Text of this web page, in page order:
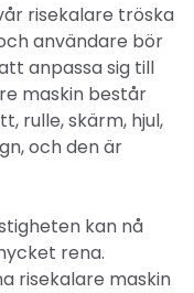
risekalare tröska
användare bör
anpassa sig till
maskin består
rulle, skärm, hjul,
och den är
kan nå
rena.
risekalare maskin